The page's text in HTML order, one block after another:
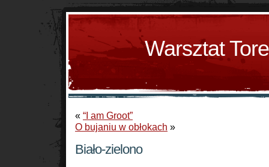
Warsztat
« “I am Groot”
O bujaniu w obłokach »
Biało-zielono